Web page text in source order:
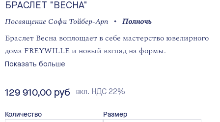
БРАСЛЕТ "ВЕСНА"
Посвящение Софи Тойбер-Арп
Полночь
Браслет Весна воплощает в себе мастерство ювелирного
дома FREYWILLE и новый взгляд на формы.
Показать больше
129 910,00 руб вкл. НДС 22%
Количество Размер